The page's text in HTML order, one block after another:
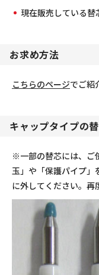
現在販売している替
お求め方法
こちらのページでご紹
キャップタイプの
※一部の替芯には、ご
玉」や「保護パイプ」
に外してください。再